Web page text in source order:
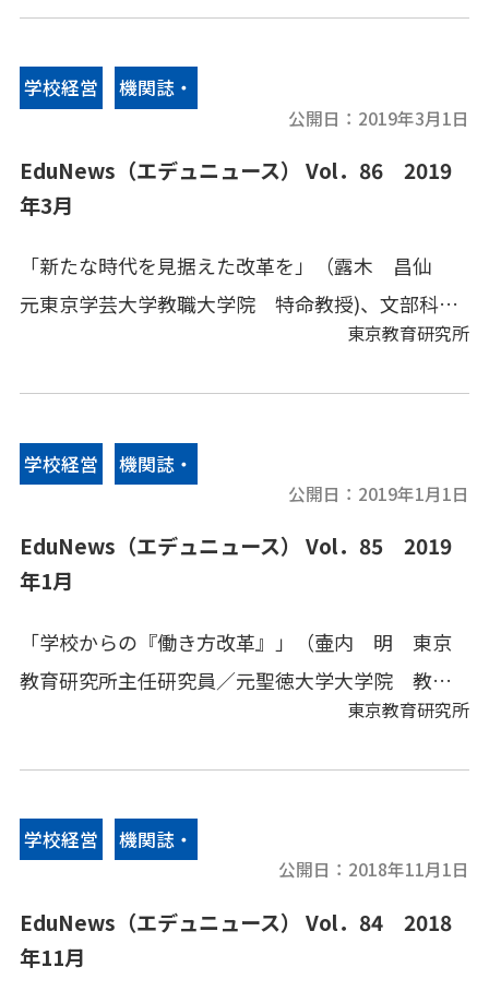
学校経営
機関誌・
公開日： 2019年3月1日
EduNews（エデュニュース） Vol．86 2019
年3月
「新たな時代を見据えた改革を」（露木 昌仙
元東京学芸大学教職大学院 特命教授)、文部科学
省情報、地方教育行政、その他の教育情報、教育
東京教育研究所
学校経営
機関誌・
公開日： 2019年1月1日
EduNews（エデュニュース） Vol．85 2019
年1月
「学校からの『働き方改革』」（壷内 明 東京
教育研究所主任研究員／元聖徳大学大学院 教
授）、文部科学省情報、地方教育行政、その他の
東京教育研究所
学校経営
機関誌・
公開日： 2018年11月1日
EduNews（エデュニュース） Vol．84 2018
年11月